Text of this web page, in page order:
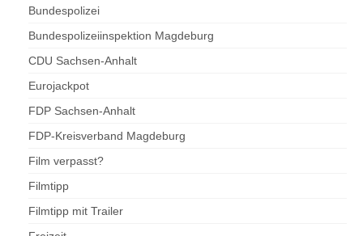
Bundespolizei
Bundespolizeiinspektion Magdeburg
CDU Sachsen-Anhalt
Eurojackpot
FDP Sachsen-Anhalt
FDP-Kreisverband Magdeburg
Film verpasst?
Filmtipp
Filmtipp mit Trailer